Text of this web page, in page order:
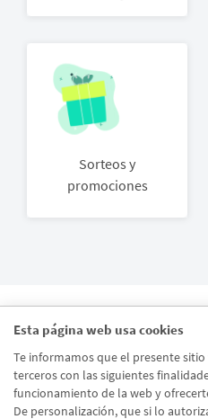
Esta página web usa cookies
Te informamos que el presente
terceros con las siguientes
funcionamiento de la web y
De personalización, que si lo
Sorteos y
promociones